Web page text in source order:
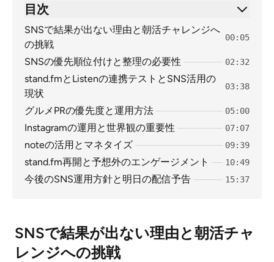
目次
SNSで結果が出ない理由と朝活チャレンジへ
の挑戦
00:05
SNSの優先順位付けと整理の必要性 02:32
stand.fmとListenの連携テストとSNS活用の
現状
03:38
グルメPRの優先度と運用方法 05:00
Instagramの運用と世界観の重要性 07:07
noteの活用とマネタイズ 09:39
stand.fm再開と予想外のエンゲージメント 10:49
今後のSNS運用方針と明日の配信予告 15:37
SNSで結果が出ない理由と朝活チャ
レンジへの挑戦